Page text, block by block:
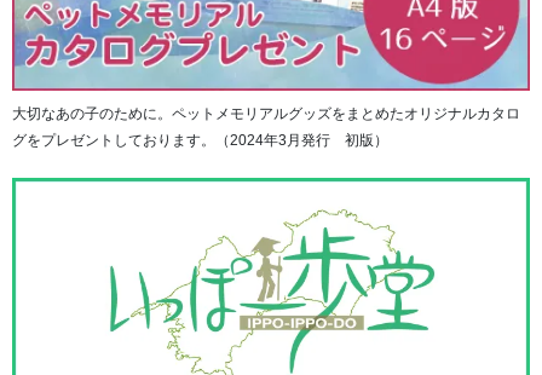
大切なあの子のために。ペットメモリアルグッズをまとめたオリジナルカタロ
グをプレゼントしております。（2024年3月発行 初版）